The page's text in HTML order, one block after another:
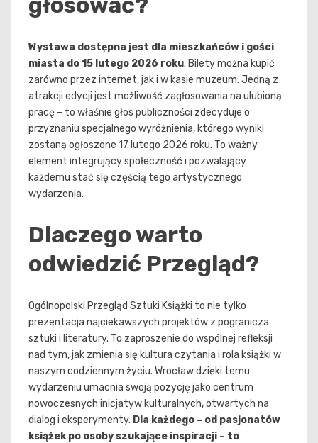
Wystawa dostępna jest dla mieszkańców i gości
miasta do 15 lutego 2026 roku. Bilety można kupić
zarówno przez internet, jak i w kasie muzeum. Jedną z
atrakcji edycji jest możliwość zagłosowania na ulubioną
pracę – to właśnie głos publiczności zdecyduje o
przyznaniu specjalnego wyróżnienia, którego wyniki
zostaną ogłoszone 17 lutego 2026 roku. To ważny
element integrujący społeczność i pozwalający
każdemu stać się częścią tego artystycznego
wydarzenia.
Dlaczego warto
odwiedzić Przegląd?
Ogólnopolski Przegląd Sztuki Książki to nie tylko
prezentacja najciekawszych projektów z pogranicza
sztuki i literatury. To zaproszenie do wspólnej refleksji
nad tym, jak zmienia się kultura czytania i rola książki w
naszym codziennym życiu. Wrocław dzięki temu
wydarzeniu umacnia swoją pozycję jako centrum
nowoczesnych inicjatyw kulturalnych, otwartych na
dialog i eksperymenty. Dla każdego – od pasjonatów
książek po osoby szukające inspiracji – to